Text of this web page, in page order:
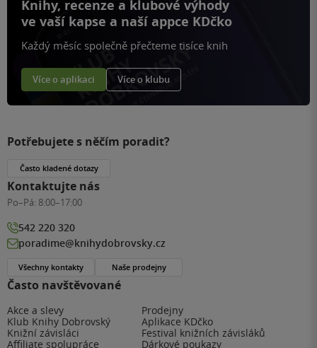
Knihy, recenze a klubové výhody
ve vaší kapse a naší appce KDčko
Každý měsíc společně přečteme tisíce knih
Více o aplikaci Více o klubu
Často navštěvované
Akce a slevy
Prodejny
Klub Knihy Dobrovský
Aplikace KDčko
Knižní závisláci
Festival knižních závisláků
Affiliate spolupráce
Dárkové poukazy
Potřebujete s něčím poradit?
Často kladené dotazy
Kontaktujte nás
Po–Pá: 8:00–17:00
542 220 320
poradime@knihydobrovsky.cz
Všechny kontakty Naše prodejny